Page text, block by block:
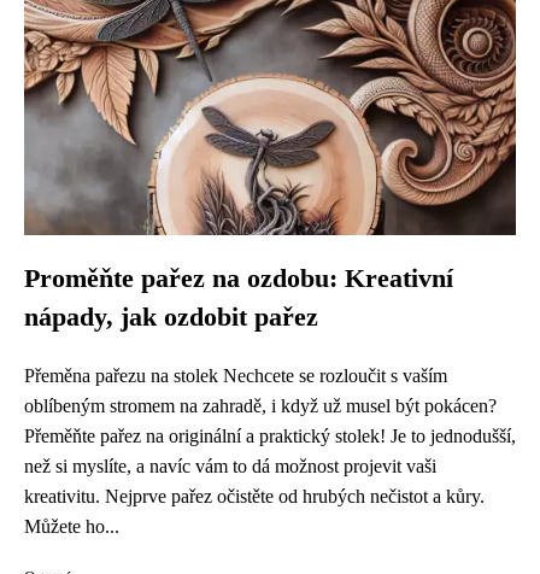
Proměňte pařez na ozdobu: Kreativní
nápady, jak ozdobit pařez
Přeměna pařezu na stolek Nechcete se rozloučit s vaším
oblíbeným stromem na zahradě, i když už musel být pokácen?
Přeměňte pařez na originální a praktický stolek! Je to jednodušší,
než si myslíte, a navíc vám to dá možnost projevit vaši
kreativitu. Nejprve pařez očistěte od hrubých nečistot a kůry.
Můžete ho...